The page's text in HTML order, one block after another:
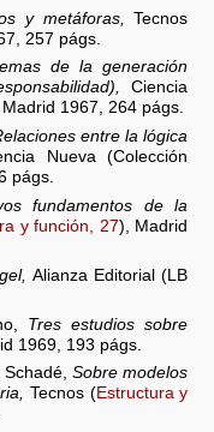
y metáforas,
Tecnos
257 págs.
de la generación
Ciencia
1967, 264 págs.
entre la lógica
Nueva (Colección
págs.
fundamentos de la
y función, 27), Madrid
Alianza Editorial (LB
Tres estudios sobre
1969, 193 págs.
Schadé,Sobre modelos
Tecnos (Estructura y